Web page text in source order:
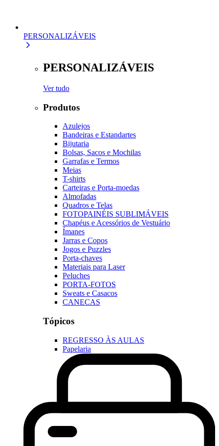
PERSONALIZÁVEIS
PERSONALIZÁVEIS
Ver tudo
Produtos
Azulejos
Bandeiras e Estandartes
Bijutaria
Bolsas, Sacos e Mochilas
Garrafas e Termos
Meias
T-shirts
Carteiras e Porta-moedas
Almofadas
Quadros e Telas
FOTOPAINÉIS SUBLIMÁVEIS
Chapéus e Acessórios de Vestuário
Ímanes
Jarras e Copos
Jogos e Puzzles
Porta-chaves
Materiais para Laser
Peluches
PORTA-FOTOS
Sweats e Casacos
CANECAS
Tópicos
REGRESSO ÀS AULAS
Papelaria